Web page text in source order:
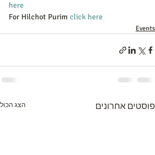
here
For Hilchot Purim click here
Events
פוסטים אחרונים הצג הכול